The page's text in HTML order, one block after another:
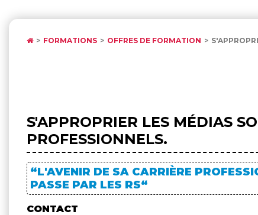
FORMATIONS OFFRES DE FORMATION
S'APPROPRIER LES MÉDIAS
PROFESSIONNELS.
“L'AVENIR DE SA CARRIÈRE
PASSE PAR LES RS“
CONTACT